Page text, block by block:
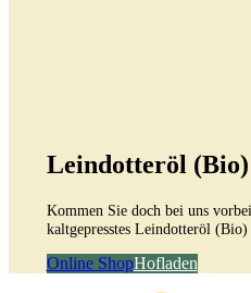
Leindotteröl
Kommen Sie doch bei uns
kaltgepresstes Leindotteröl
Online ShopHofladen